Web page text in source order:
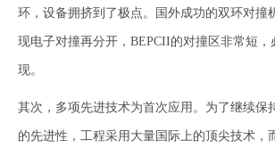
环，设备拥挤到了极点。国外成功的双环对撞
现电子对撞再分开，BEPCII的对撞区非常短，
现。
其次，多项先进技术为首次应用。为了继续保
的先进性，工程采用大量国际上的顶尖技术，